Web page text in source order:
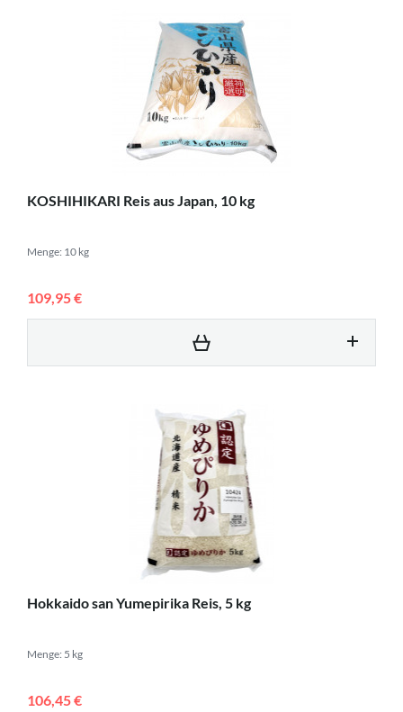
KOSHIHIKARI Reis aus Japan, 10 kg
Menge: 10 kg
109,95 €
Hokkaido san Yumepirika Reis, 5 kg
Menge: 5 kg
106,45 €